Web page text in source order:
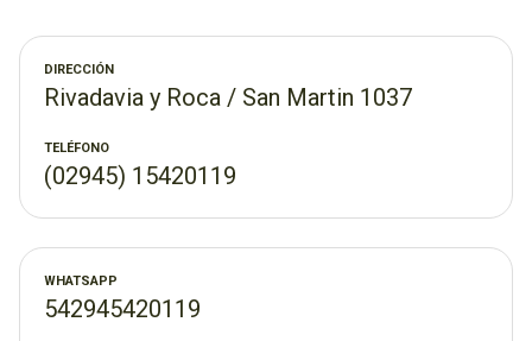
DIRECCIÓN
Rivadavia y Roca / San Martin 1037
TELÉFONO
(02945) 15420119
WHATSAPP
542945420119